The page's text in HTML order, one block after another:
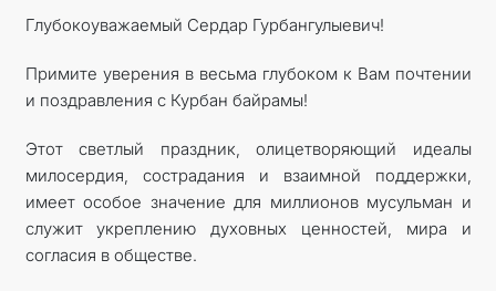
Глубокоуважаемый Сердар ­Гурбангулыевич!
Примите уверения в весьма глубоком к Вам почтении
и поздравления с Курбан байрамы!
Этот светлый праздник, олицетворяющий идеалы
милосердия, сострадания и взаимной поддержки,
имеет особое значение для миллионов мусульман и
служит укреплению духовных ценностей, мира и
согласия в обществе.